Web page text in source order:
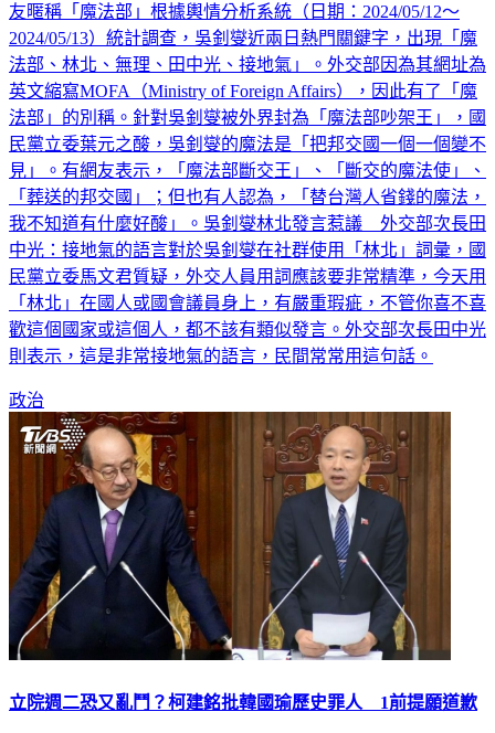
友暱稱「魔法部」根據輿情分析系統（日期：2024/05/12～
2024/05/13）統計調查，吳釗燮近兩日熱門關鍵字，出現「魔
法部、林北、無理、田中光、接地氣」。外交部因為其網址為
英文縮寫MOFA（Ministry of Foreign Affairs），因此有了「魔
法部」的別稱。針對吳釗燮被外界封為「魔法部吵架王」，國
民黨立委葉元之酸，吳釗燮的魔法是「把邦交國一個一個變不
見」。有網友表示，「魔法部斷交王」、「斷交的魔法使」、
「葬送的邦交國」；但也有人認為，「替台灣人省錢的魔法，
我不知道有什麼好酸」。吳釗燮林北發言惹議 外交部次長田
中光：接地氣的語言對於吳釗燮在社群使用「林北」詞彙，國
民黨立委馬文君質疑，外交人員用詞應該要非常精準，今天用
「林北」在國人或國會議員身上，有嚴重瑕疵，不管你喜不喜
歡這個國家或這個人，都不該有類似發言。外交部次長田中光
則表示，這是非常接地氣的語言，民間常常用這句話。
政治
立院週二恐又亂鬥？柯建銘批韓國瑜歷史罪人 1前提願道歉